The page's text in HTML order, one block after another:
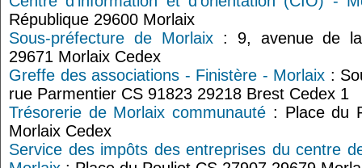
République 29600 Morlaix
Sous-préfecture de Morlaix: 9, avenue de la
29671 Morlaix Cedex
Greffe des associations - Finistère - Morlaix :
rue Parmentier CS 91823 29218 Brest Cedex 1
Trésorerie de Morlaix communauté : Place du
Morlaix Cedex
Service des impôts des entreprises du centre